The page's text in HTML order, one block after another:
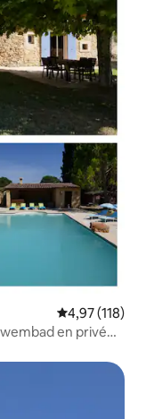
Gemiddelde
4,97 (118)
en privé